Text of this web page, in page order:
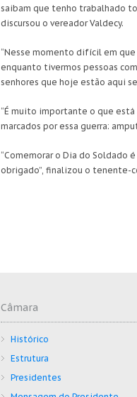
saibam que tenho trabalhado
discursou o vereador Valdecy.
“Nesse momento difícil em
enquanto tivermos pessoas
senhores que hoje estão aqui
“É muito importante o que está
marcados por essa guerra:
“Comemorar o Dia do Soldado
obrigado”, finalizou o tenente-
Câmara
Histórico
Estrutura
Presidentes